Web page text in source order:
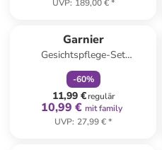
UVP: 189,00 €*
Garnier
Gesichtspflege-Set
"SkinActive Black Skin
Routine"
-60%
11,99 €regulär
10,99 € mit family
UVP: 27,99 €*